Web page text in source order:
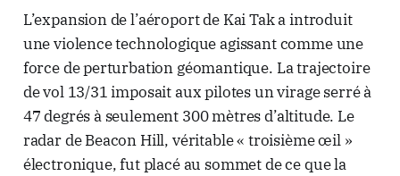
L’expansion de l’aéroport de Kai Tak a introduit
une violence technologique agissant comme une
force de perturbation géomantique. La trajectoire
de vol 13/31 imposait aux pilotes un virage serré à
47 degrés à seulement 300 mètres d’altitude. Le
radar de Beacon Hill, véritable « troisième œil »
électronique, fut placé au sommet de ce que la